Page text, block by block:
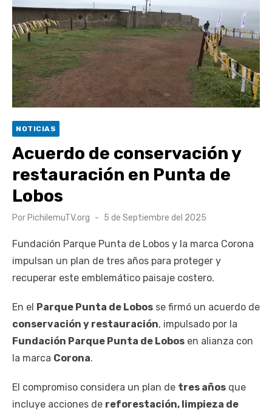
Retrospectiva 2026 | Capítulo 03: lessons on flight – Cecilia
Araneda
Cantor Popular Raúl Acevedo celebra 50 años de carrera en
Pichilemu
Cóctel de Sábado: Sistema frontal en Pichilemu junto al
alcalde Roberto Córdova
esterilización de mascotas
NOTICIAS
Acuerdo de conservación y
restauración en Punta de
Lobos
Por PichilemuTV.org
Publicado
5 de Septiembre del 2025
Fundación Parque Punta de Lobos y la marca Corona
impulsan un plan de tres años para proteger y
recuperar este emblemático paisaje costero.
En el Parque Punta de Lobos se firmó un acuerdo de
conservación y restauración, impulsado por la
Fundación Parque Punta de Lobos en alianza con
la marca Corona.
El compromiso considera un plan de tres años que
incluye acciones de reforestación, limpieza de